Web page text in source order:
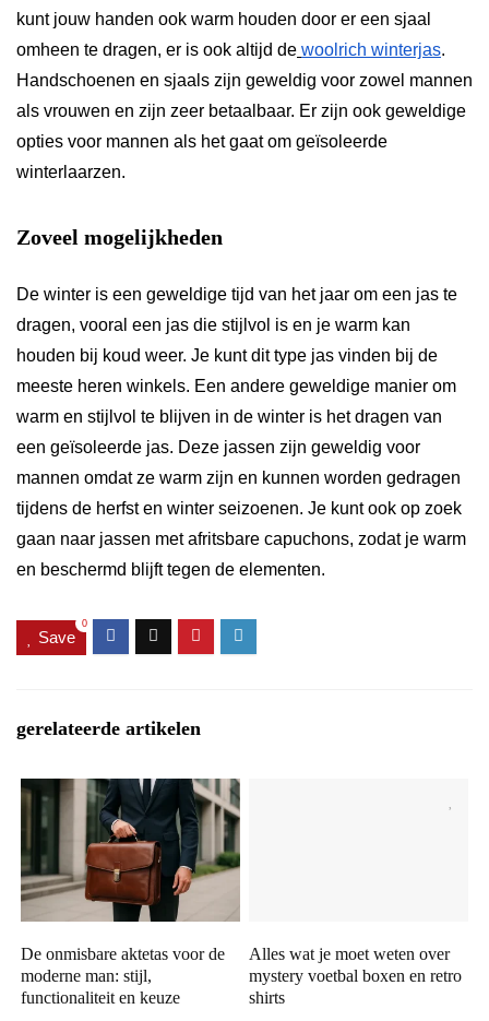
kunt jouw handen ook warm houden door er een sjaal
omheen te dragen, er is ook altijd de woolrich winterjas.
Handschoenen en sjaals zijn geweldig voor zowel mannen
als vrouwen en zijn zeer betaalbaar. Er zijn ook geweldige
opties voor mannen als het gaat om geïsoleerde
winterlaarzen.
Zoveel mogelijkheden
De winter is een geweldige tijd van het jaar om een jas te
dragen, vooral een jas die stijlvol is en je warm kan
houden bij koud weer. Je kunt dit type jas vinden bij de
meeste heren winkels. Een andere geweldige manier om
warm en stijlvol te blijven in de winter is het dragen van
een geïsoleerde jas. Deze jassen zijn geweldig voor
mannen omdat ze warm zijn en kunnen worden gedragen
tijdens de herfst en winter seizoenen. Je kunt ook op zoek
gaan naar jassen met afritsbare capuchons, zodat je warm
en beschermd blijft tegen de elementen.
Save
0
gerelateerde artikelen
De onmisbare aktetas voor de
moderne man: stijl,
functionaliteit en keuze
Alles wat je moet weten over
mystery voetbal boxen en retro
shirts